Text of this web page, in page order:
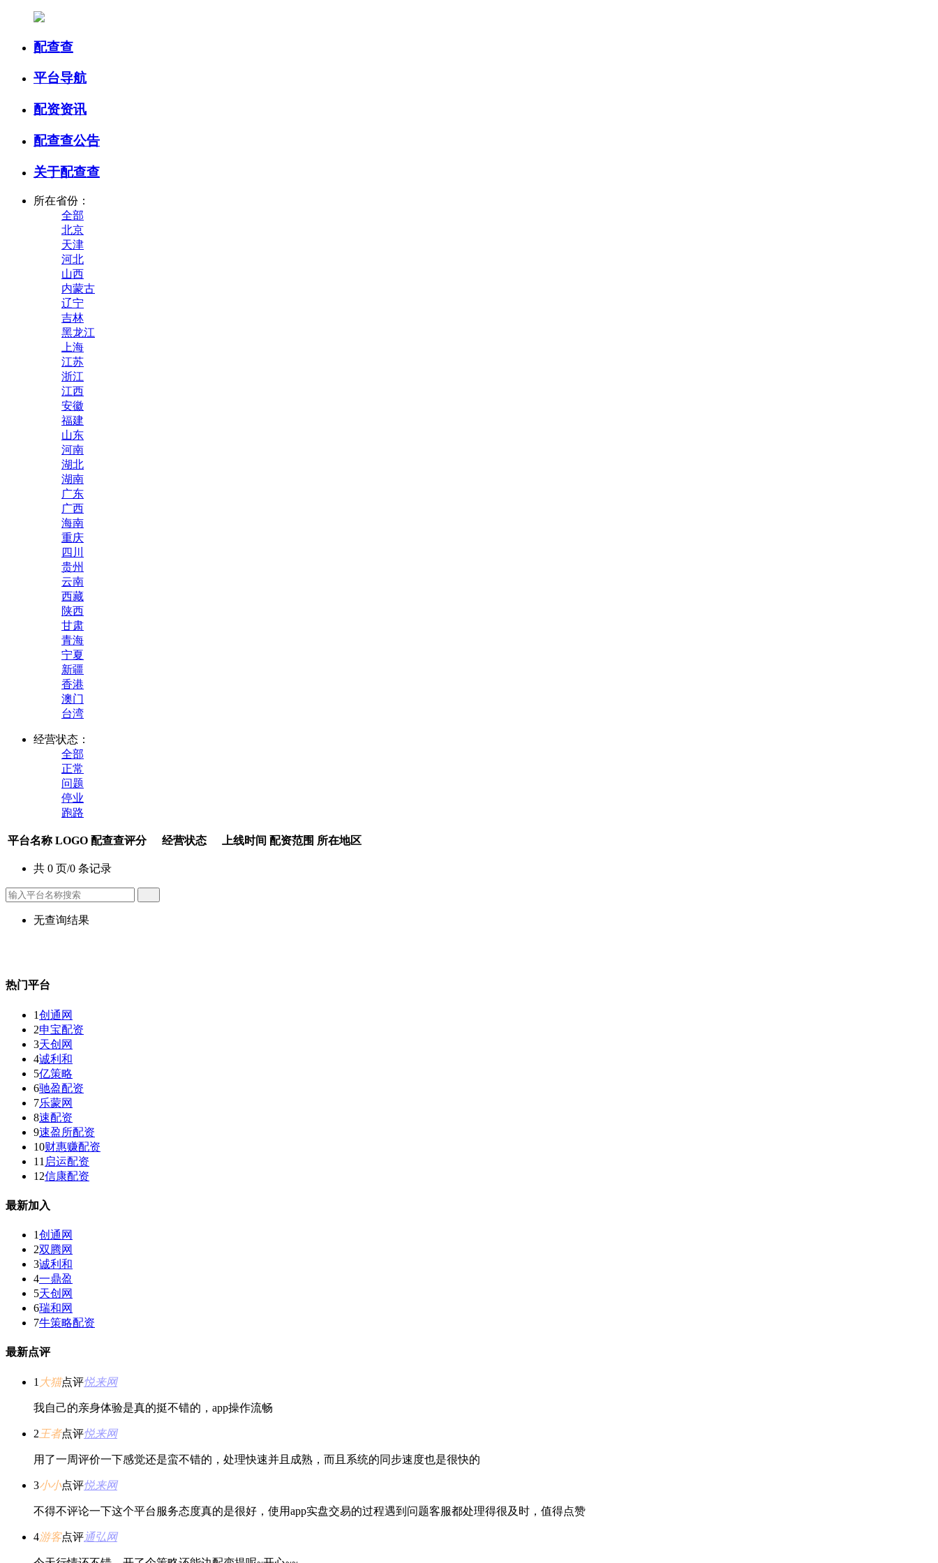
配查查
平台导航
配资资讯
配查查公告
关于配查查
所在省份：
全部
北京
天津
河北
山西
内蒙古
辽宁
吉林
黑龙江
上海
江苏
浙江
江西
安徽
福建
山东
河南
湖北
湖南
广东
广西
海南
重庆
四川
贵州
云南
西藏
陕西
甘肃
青海
宁夏
新疆
香港
澳门
台湾
经营状态：
全部
正常
问题
停业
跑路
平台名称 LOGO 配查查评分 经营状态 上线时间 配资范围 所在地区
共 0 页/0 条记录
无查询结果
热门平台
1创通网
2申宝配资
3天创网
4诚利和
5亿策略
6驰盈配资
7乐蒙网
8速配资
9速盈所配资
10财惠赚配资
11 启运配资
12信康配资
最新加入
1创通网
2双腾网
3诚利和
4一鼎盈
5天创网
6瑞和网
7牛策略配资
最新点评
1 大猫点评悦来网
我自己的亲身体验是真的挺不错的，app操作流畅
2 王者点评悦来网
用了一周评价一下感觉还是蛮不错的，处理快速并且成熟，而且系统的同步速度也是很快的
3小小点评悦来网
不得不评论一下这个平台服务态度真的是很好，使用app实盘交易的过程遇到问题客服都处理得很及时，值得点赞
4游客点评通弘网